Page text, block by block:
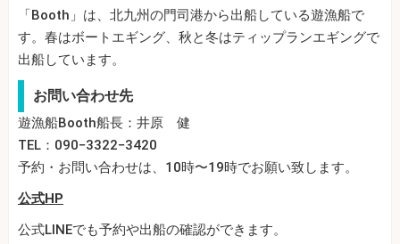
「Booth」は、北九州の門司港から出船している遊漁船で
す。春はボートエギング、秋と冬はティップランエギングで
出船しています。
お問い合わせ先
遊漁船Booth船長：井原 健
TEL：090−3322−3420
予約・お問い合わせは、10時〜19時でお願い致します。
公式HP
公式LINEでも予約や出船の確認ができます。